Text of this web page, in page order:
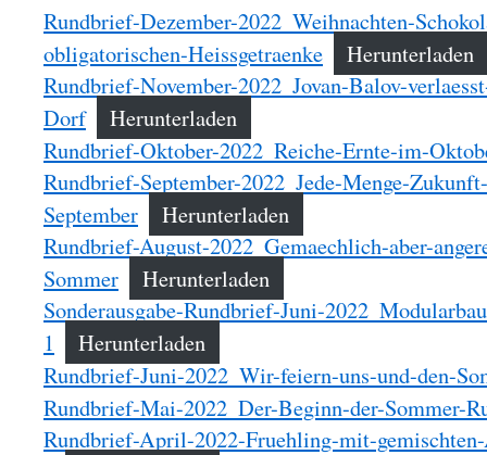
Rundbrief-Dezember-2022_Weihnachten-
obligatorischen-Heissgetraenke
Herunterladen
Rundbrief-November-2022_Jovan-Balov-
Dorf
Herunterladen
Rundbrief-Oktober-2022_Reiche-Ernte-im-
Rundbrief-September-2022_Jede-Menge-
September
Herunterladen
Rundbrief-August-2022_Gemaechlich-aber-
Sommer
Herunterladen
Sonderausgabe-Rundbrief-Juni-
1
Herunterladen
Rundbrief-Juni-2022_Wir-feiern-uns-und-den-
Rundbrief-Mai-2022_Der-Beginn-der-Sommer-
Rundbrief-April-2022-Fruehling-mit-